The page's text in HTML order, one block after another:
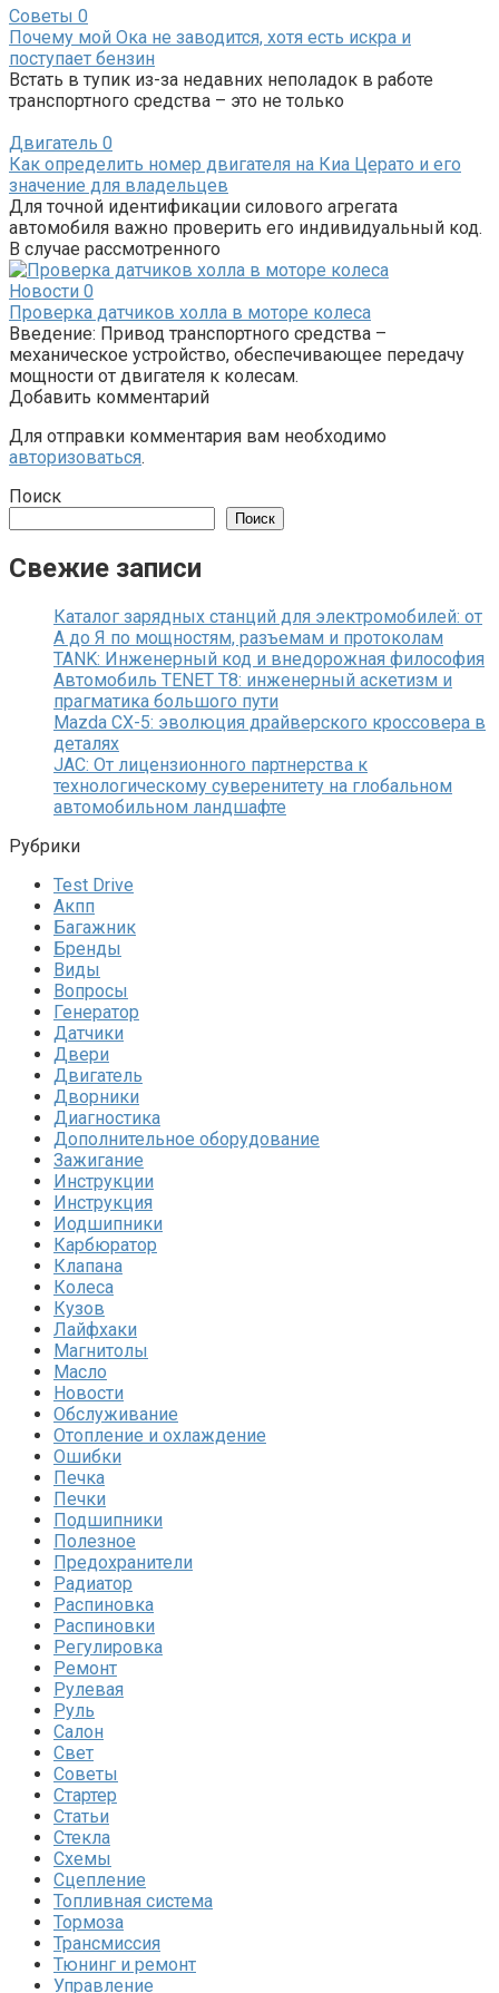
Советы 0
Почему мой Ока не заводится, хотя есть искра и
поступает бензин
Встать в тупик из-за недавних неполадок в работе
транспортного средства – это не только
Двигатель 0
Как определить номер двигателя на Киа Церато и его
значение для владельцев
Для точной идентификации силового агрегата
автомобиля важно проверить его индивидуальный код.
В случае рассмотренного
Новости 0
Проверка датчиков холла в моторе колеса
Введение: Привод транспортного средства –
механическое устройство, обеспечивающее передачу
мощности от двигателя к колесам.
Добавить комментарий
Для отправки комментария вам необходимо
авторизоваться.
Поиск
Поиск
Свежие записи
Каталог зарядных станций для электромобилей: от
А до Я по мощностям, разъемам и протоколам
TANK: Инженерный код и внедорожная философия
Автомобиль TENET T8: инженерный аскетизм и
прагматика большого пути
Mazda CX-5: эволюция драйверского кроссовера в
деталях
JAC: От лицензионного партнерства к
технологическому суверенитету на глобальном
автомобильном ландшафте
Рубрики
Test Drive
Акпп
Багажник
Бренды
Виды
Вопросы
Генератор
Датчики
Двери
Двигатель
Дворники
Диагностика
Дополнительное оборудование
Зажигание
Инструкции
Инструкция
Иодшипники
Карбюратор
Клапана
Колеса
Кузов
Лайфхаки
Магнитолы
Масло
Новости
Обслуживание
Отопление и охлаждение
Ошибки
Печка
Печки
Подшипники
Полезное
Предохранители
Радиатор
Распиновка
Распиновки
Регулировка
Ремонт
Рулевая
Руль
Салон
Свет
Советы
Стартер
Статьи
Стекла
Схемы
Сцепление
Топливная система
Тормоза
Трансмиссия
Тюнинг и ремонт
Управление